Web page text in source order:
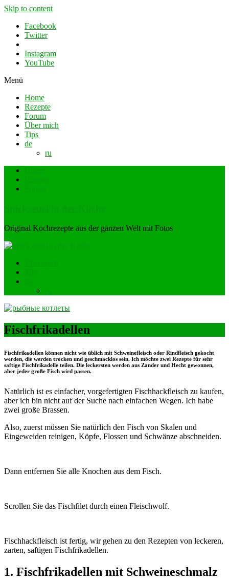
Skip to content
Facebook
Twitter
Instagram
YouTube
Menü
Home
Rezepte
Forum
Über mich
Tips
de
ru
Original Kochrezepte aus der ganzen Welt mit Fotos
Fischfrikadellen
Fischfrikadellen können nicht wie üblich mit Schweinefleisch oder Rindfleisch gekocht
werden, die werden trocken und geschmacklos sein. Ich möchte zwei Rezepte für sehr
saftige Fischfrikadelle teilen. Die leckersten werden aus Zander und Hecht gewonnen,
aber jeder große Fisch wird passen.
Natürlich ist es einfacher, vorgefertigten Fischhackfleisch zu kaufen,
aber ich bin nicht auf der Suche nach einfachen Wegen. Ich habe
zwei große Brassen.
Also, zuerst müssen Sie natürlich den Fisch von Skalen und
Eingeweiden reinigen, Köpfe, Flossen und Schwänze abschneiden.
Dann entfernen Sie alle Knochen aus dem Fisch.
Scrollen Sie das Fischfilet durch einen Fleischwolf.
Fischhackfleisch ist fertig, wir gehen zu den Rezepten von leckeren,
zarten, saftigen Fischfrikadellen.
1. Fischfrikadellen mit Schweineschmalz